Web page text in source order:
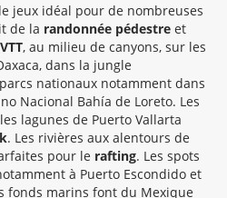
jeux idéal pour de nombreuses
de la randonnée pédestreet
VTT, au milieu de canyons, sur les
dans la jungle
nationaux notamment dans
Nacional Bahía de Loreto. Les
lagunes de Puerto Vallarta
. Les rivières aux alentours de
pour le rafting. Les spots
à Puerto Escondido et
fonds marins font du Mexique